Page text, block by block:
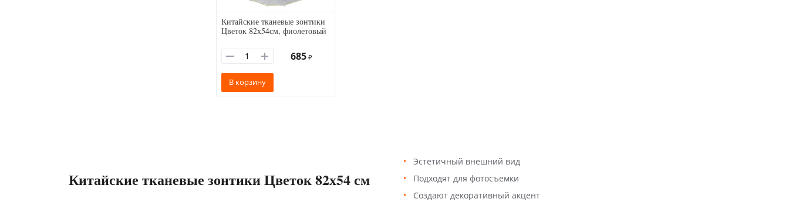
Китайские тканевые зонтики
Цветок 82х54см, фиолетовый
685 ₽
В корзину
Китайские тканевые зонтики Цветок 82х54 см
Эстетичный внешний вид
Подходят для фотосъемки
Создают декоративный акцент